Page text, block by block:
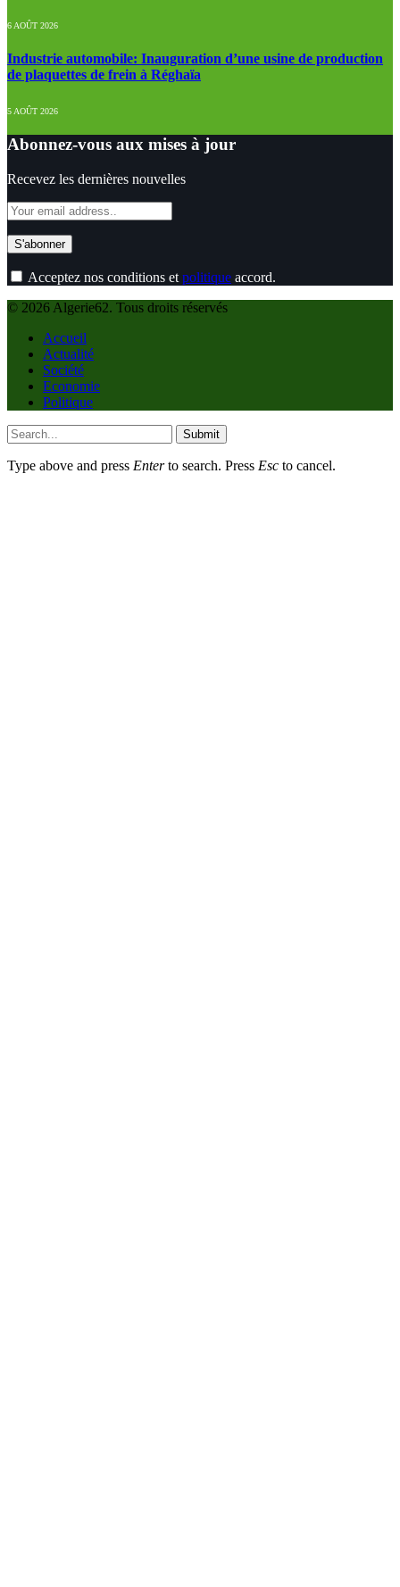
6 AOÛT 2026
Industrie automobile: Inauguration d’une usine de production
de plaquettes de frein à Réghaïa
5 AOÛT 2026
Abonnez-vous aux mises à jour
Recevez les dernières nouvelles
Acceptez nos conditions et politique accord.
© 2026 Algerie62. Tous droits réservés
Accueil
Actualité
Société
Economie
Politique
Submit
Type above and press Enterto search. Press Esc to cancel.